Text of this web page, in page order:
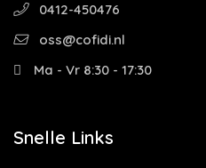
0412-450476
oss@cofidi.nl
Ma - Vr 8:30 - 17:30
Snelle Links